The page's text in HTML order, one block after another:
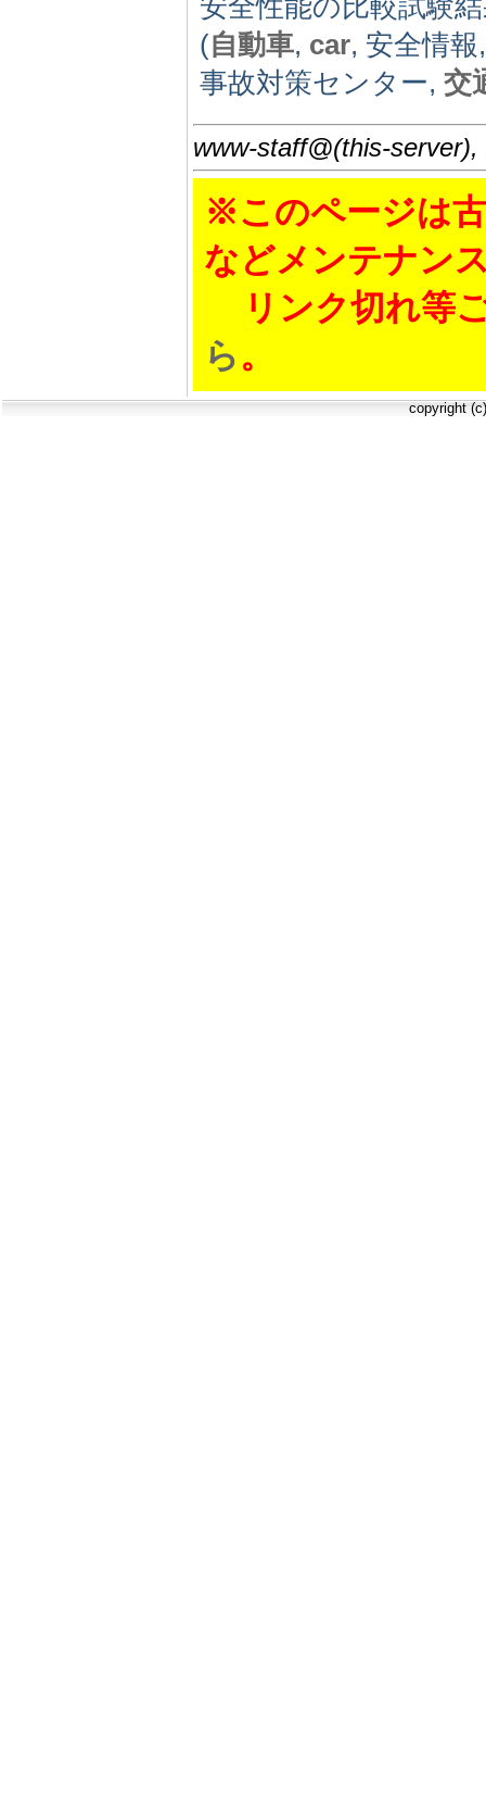
(自動車, car, 安全情
事故対策センター, 交
www-staff@(this-
※このページは
などメンテナン
リンク切れ等
ら。
copyright